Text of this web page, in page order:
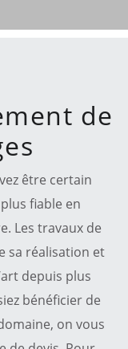
de
être certain
fiable en
Les travaux de
sa réalisation et
depuis plus
bénéficier de
on vous